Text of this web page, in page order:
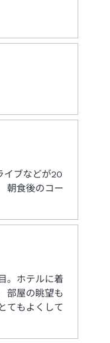
イブなどが20
朝食後のコー
。ホテルに着
部屋の眺望も
てもよくして